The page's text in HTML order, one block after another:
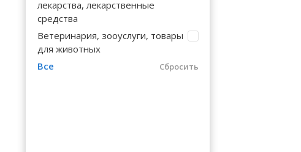
Вологодская область
Воронежская область
Львовская область
Николаевская область
Жамбылская область
лекарства, лекарственные
средства
Ветеринария, зооуслуги, товары
для животных
Все
Сбросить